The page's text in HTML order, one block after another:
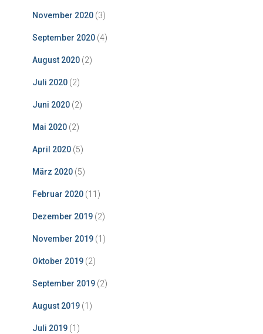
November 2020 (3)
September 2020 (4)
August 2020 (2)
Juli 2020 (2)
Juni 2020 (2)
Mai 2020 (2)
April 2020 (5)
März 2020 (5)
Februar 2020 (11)
Dezember 2019 (2)
November 2019 (1)
Oktober 2019 (2)
September 2019 (2)
August 2019 (1)
Juli 2019 (1)